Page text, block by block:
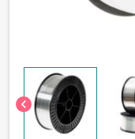
chevron_left